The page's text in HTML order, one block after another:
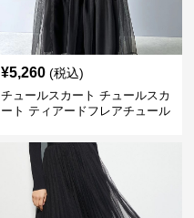
¥5,260 (税込)
チュールスカート チュールスカ
ート ティアードフレアチュール